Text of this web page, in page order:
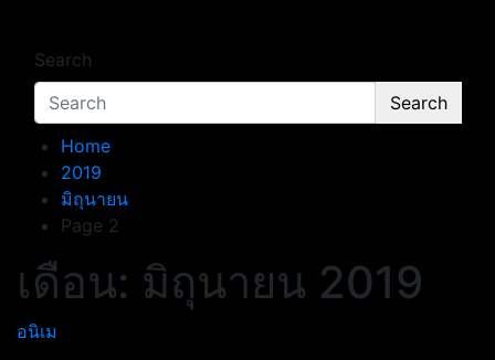
Search
Search
Home
2019
มิถุนายน
Page 2
เดือน: มิถุนายน 2019
อนิเม